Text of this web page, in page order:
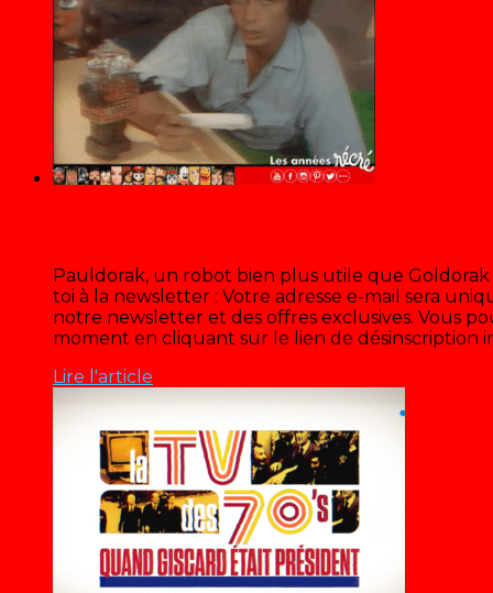
Pauldorak, un robot bien plus utile que
toi à la newsletter : Votre adresse e-mail sera
notre newsletter et des offres exclusives. Vous
moment en cliquant sur le lien de désinscription
Lire l'article